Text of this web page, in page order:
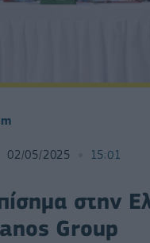
02/05/2025 15:01
στην
Group